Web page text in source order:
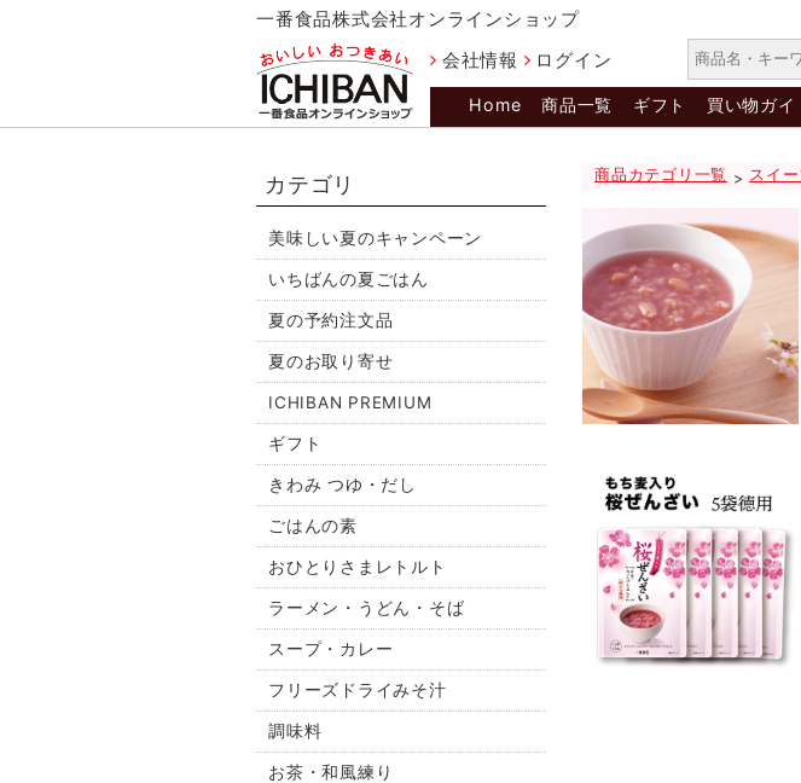
一番食品株式会社オンラインショップ
会社情報
ログイン
Home 商品一覧 ギフト 買い物ガイ
カテゴリ
美味しい夏のキャンペーン
いちばんの夏ごはん
夏の予約注文品
夏のお取り寄せ
ICHIBAN PREMIUM
ギフト
きわみ つゆ・だし
ごはんの素
おひとりさまレトルト
ラーメン・うどん・そば
スープ・カレー
フリーズドライみそ汁
調味料
お茶・和風練り
商品カテゴリ一覧 >スイ